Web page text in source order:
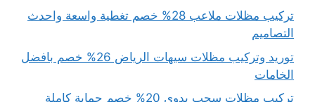
تركيب مظلات ملاعب 28% خصم تغطية واسعة واحدث
التصاميم
توريد وتركيب مظلات سيهات الرياض 26% خصم بافضل
الخامات
تركيب مظلات سحب يدوي 20% خصم حماية كاملة